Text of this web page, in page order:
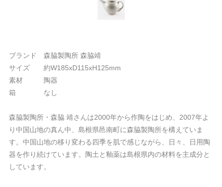
ブランド 森脇製陶所 森脇靖
サイズ 約W185xD115xH125mm
素材 陶器
箱 なし
森脇製陶所・森脇 靖さんは2000年から作陶をはじめ、2007年よ
り中国山地の真ん中、島根県邑南町に森脇製陶所を構えていま
す。中国山地の移り変わる四季を肌で感じながら、日々、日用陶
器を作り続けています。陶土と釉薬は島根県内の材料を主成分と
しています。